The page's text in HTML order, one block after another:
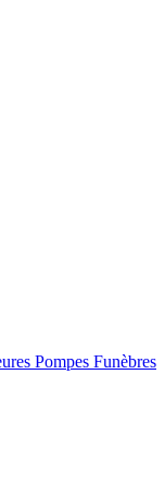
Pompes Funèbres